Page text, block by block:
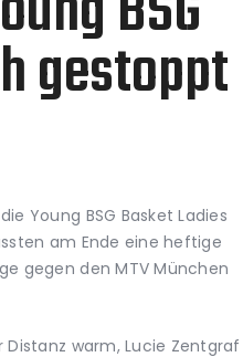
gestoppt
Young BSG Basket Ladies
am Ende eine heftige
gegen den MTV München
warm, Lucie Zentgraf